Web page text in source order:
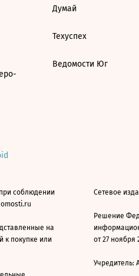
Думай
Техуспех
Ведомости Юг
соблюдении
на
к покупке или
Сетевое
Решение
от 27 ноября
Учредитель: